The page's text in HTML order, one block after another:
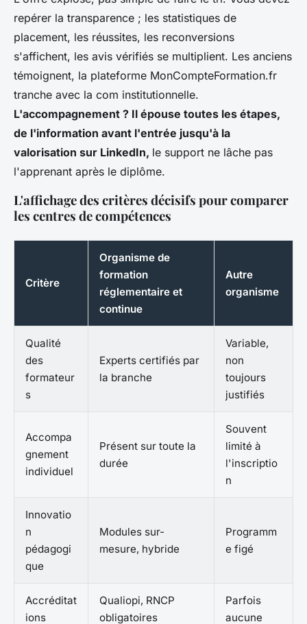
repérer la transparence ; les statistiques de
placement, les réussites, les reconversions
s'affichent, les avis vérifiés se multiplient. Les anciens
témoignent, la plateforme MonCompteFormation.fr
tranche avec la com institutionnelle.
L'accompagnement ? Il épouse toutes les étapes,
de l'information avant l'entrée jusqu'à la
valorisation sur LinkedIn, le support ne lâche pas
l'apprenant après le diplôme.
L'affichage des critères décisifs pour comparer
les centres de compétences
Critère
Organisme de
formation
réglementaire et
continue
Autre
organisme
Qualité
des
formateur
s
Experts certifiés par
la branche
Variable,
non
toujours
justifiés
Accompa
gnement
individuel
Présent sur toute la
durée
Souvent
limité à
l'inscriptio
n
Innovatio
n
pédagogi
que
Modules sur-
mesure, hybride
Programm
e figé
Accréditat
ions
Qualiopi, RNCP
obligatoires
Parfois
aucune